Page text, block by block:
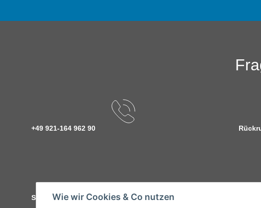
Wie wir Cookies & Co nutzen
+49 921-164 962 90
Service